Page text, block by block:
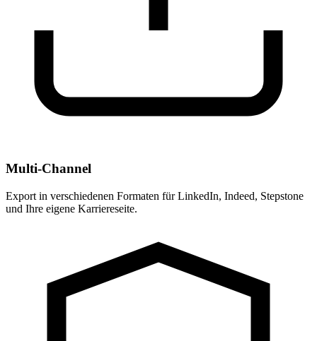
Multi-Channel
Export in verschiedenen Formaten für LinkedIn, Indeed, Stepstone
und Ihre eigene Karriereseite.